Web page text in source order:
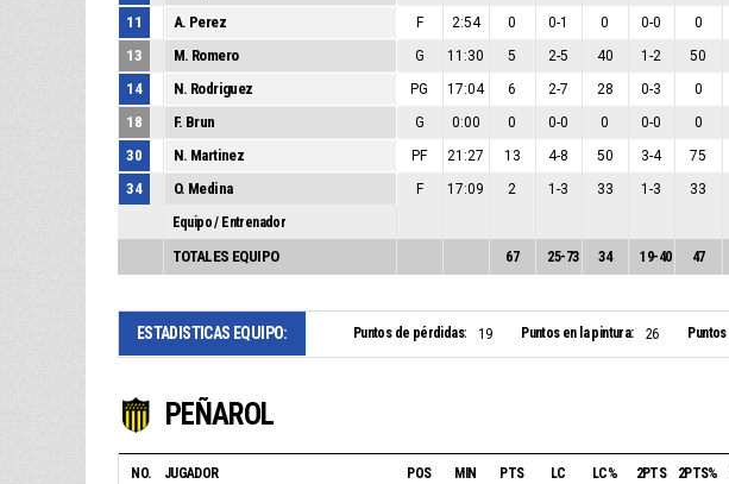
11 A. Perez F 2:54 0 0-1 0 0-0 0
13 M. Romero G 11:30 5 2-5 40 1-2 50
14 N. Rodriguez PG 17:04 6 2-7 28 0-3 0
18 F. Brun G 0:00 0 0-0 0 0-0 0
30 N. Martinez PF 21:27 13 4-8 50 3-4 75
34 O. Medina F 17:09 2 1-3 33 1-3 33
Equipo / Entrenador
TOTALES EQUIPO 67 25-73 34 19-40 47
ESTADISTICAS EQUIPO: Puntos de pérdidas: 19 Puntos en la pintura: 26
PEÑAROL
NO. JUGADOR POS MIN PTS LC LC% 2PTS 2PTS%